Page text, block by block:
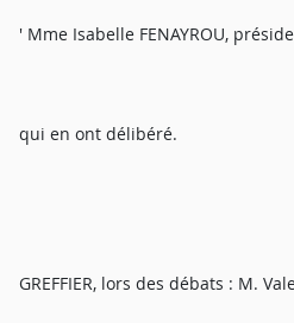
' Mme Isabelle FENAYROU,
qui en ont délibéré.
GREFFIER, lors des débats : M.